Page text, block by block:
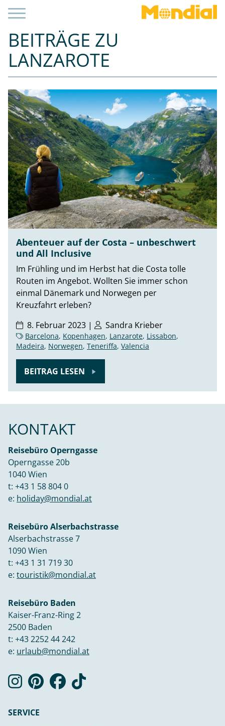
BEITRÄGE ZU
LANZAROTE
Abenteuer auf der Costa – unbeschwert
und All Inclusive
Im Frühling und im Herbst hat die Costa tolle
Routen im Angebot. Wollten Sie immer schon
einmal Dänemark und Norwegen per
Kreuzfahrt erleben?
8. Februar 2023 |
Sandra Krieber
Barcelona, Kopenhagen, Lanzarote, Lissabon,
Madeira, Norwegen, Teneriffa, Valencia
BEITRAG LESEN
KONTAKT
Reisebüro Operngasse
Operngasse 20b
1040 Wien
t: +43 1 58 804 0
e: holiday@mondial.at
Reisebüro Alserbachstrasse
Alserbachstrasse 7
1090 Wien
t: +43 1 31 719 30
e: touristik@mondial.at
Reisebüro Baden
Kaiser-Franz-Ring 2
2500 Baden
t: +43 2252 44 242
e: urlaub@mondial.at
SERVICE